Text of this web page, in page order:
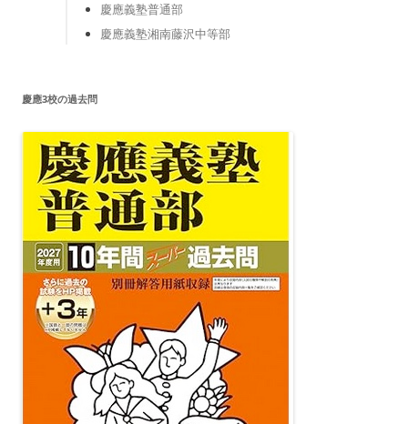
慶應義塾普通部
慶應義塾湘南藤沢中等部
慶應3校の過去問